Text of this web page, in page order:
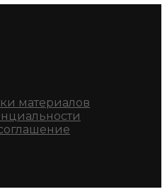
материалов